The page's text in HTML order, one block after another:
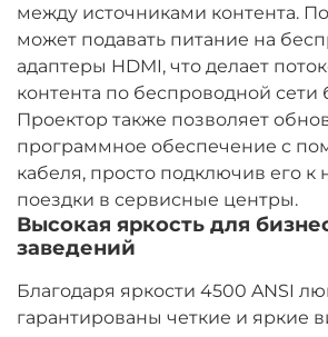
между источниками контента.
может подавать питание на
адаптеры HDMI, что делает
контента по беспроводной сети
Проектор также позволяет
программное обеспечение с
кабеля, просто подключив его к
поездки в сервисные центры.
Высокая яркость для
заведений​​
Благодаря яркости 4500 ANSI
гарантированы четкие и яркие